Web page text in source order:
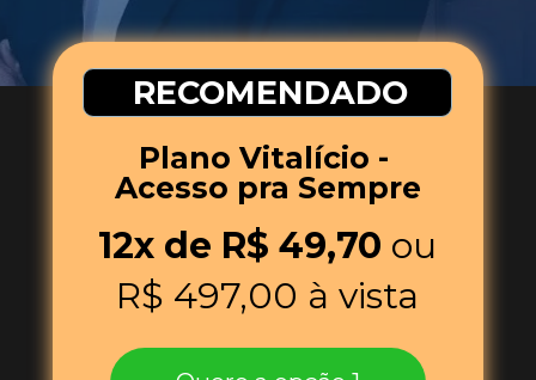
RECOMENDADO
Plano Vitalício -
Acesso pra Sempre
12x de R$ 49,70 ou
R$ 497,00 à vista